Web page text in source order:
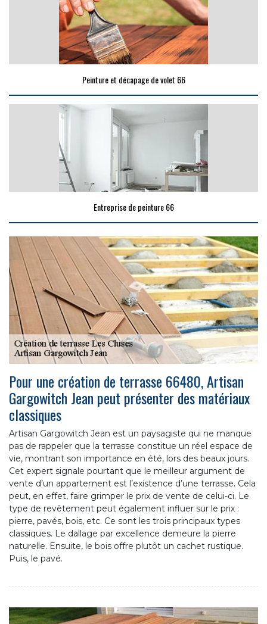
Peinture et décapage de volet 66
Entreprise de peinture 66
Pour une création de terrasse 66480, Artisan
Gargowitch Jean peut présenter des matériaux
classiques
Artisan Gargowitch Jean est un paysagiste qui ne manque
pas de rappeler que la terrasse constitue un réel espace de
vie, montrant son importance en été, lors des beaux jours.
Cet expert signale pourtant que le meilleur argument de
vente d’un appartement est l’existence d’une terrasse. Cela
peut, en effet, faire grimper le prix de vente de celui-ci. Le
type de revêtement peut également influer sur le prix :
pierre, pavés, bois, etc. Ce sont les trois principaux types
classiques. Le dallage par excellence demeure la pierre
naturelle. Ensuite, le bois offre plutôt un cachet rustique.
Puis, le pavé.